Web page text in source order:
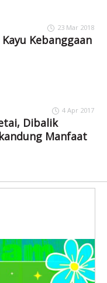
23 Mar 2018
Kebanggaan
4 Apr 2017
Dibalik
Manfaat